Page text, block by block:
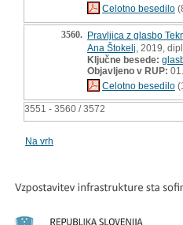
3551 - 3560 / 3572
Celotno besedilo
3560. Pravljica z glasbo
Ana Štokelj , 2019,
Ključne besede:
Objavljeno v RUP:
Celotno besedilo
Na vrh